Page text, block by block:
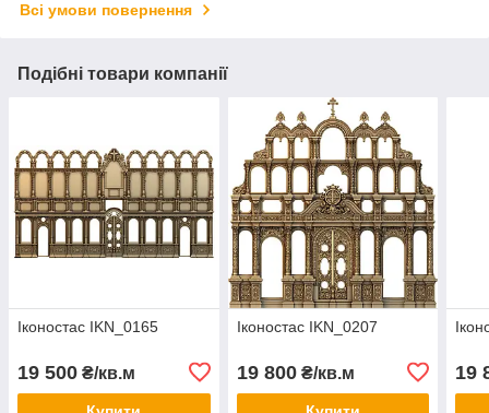
Всі умови повернення
Подібні товари компанії
Іконостас IKN_0165
19 500 ₴/кв.м
Іконостас IKN_0207
19 800₴/кв.м 19